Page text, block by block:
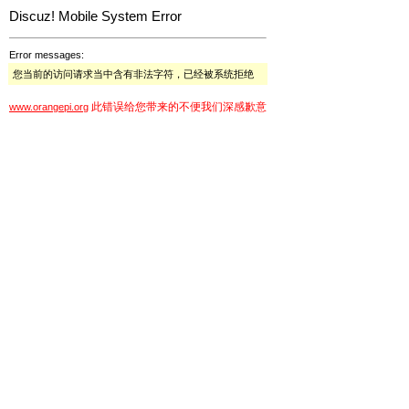
Discuz! Mobile System Error
Error messages:
您当前的访问请求当中含有非法字符，已经被系统拒绝
www.orangepi.org 此错误给您带来的不便我们深感歉意